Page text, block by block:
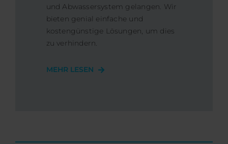
und Abwassersystem gelangen. Wir
bieten genial einfache und
kostengünstige Lösungen, um dies
zu verhindern.
MEHR LESEN